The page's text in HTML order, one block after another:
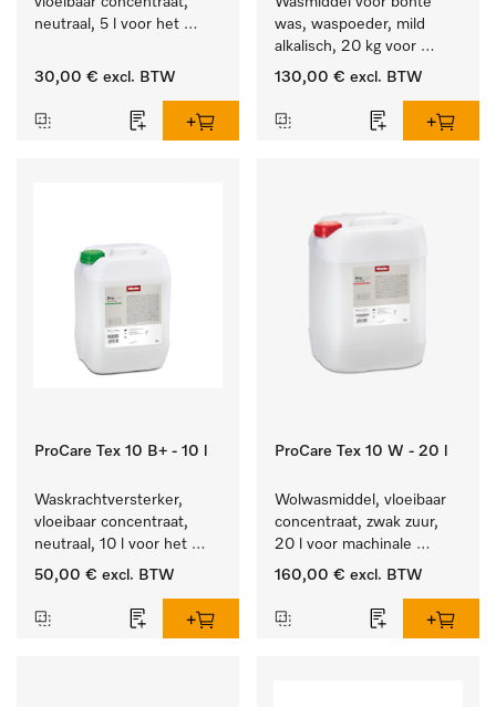
neutraal, 5 l voor het
vetvlekken.
30,00 € excl. BTW
was, waspoeder, mild
alkalisch, 20 kg voor
behoud van kleur en
was.
130,00 € excl. BTW
ProCare Tex 10 B+ - 10 l
Waskrachtversterker,
vloeibaar concentraat,
neutraal, 10 l voor het
effectief verwijderen van
50,00 € excl. BTW
ProCare Tex 10 W - 20 l
Wolwasmiddel, vloeibaar
concentraat, zwak zuur,
20 l voor machinale
reiniging van wol.
160,00 € excl. BTW